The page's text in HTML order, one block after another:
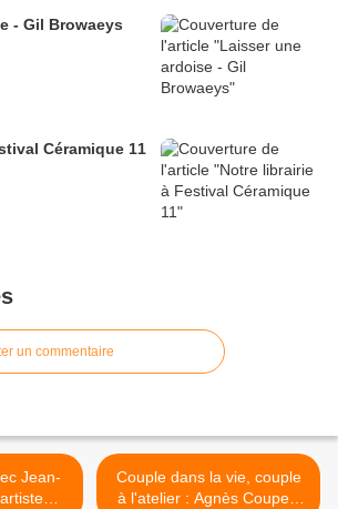
- Gil Browaeys
Céramique 11
un commentaire
Couple dans la vie, couple
à l'atelier : Agnès Coupey,